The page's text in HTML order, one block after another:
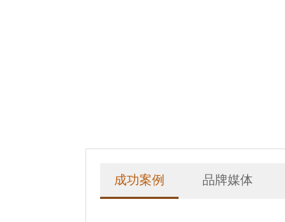
成功案例 品牌媒体